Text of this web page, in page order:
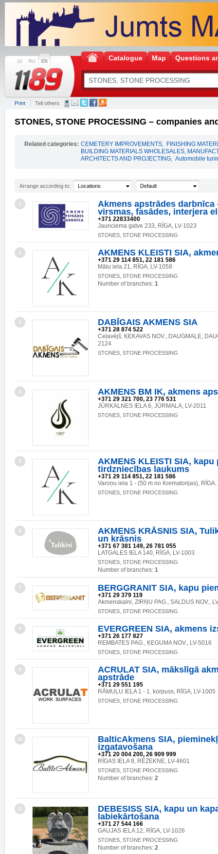
LV RU EN Catalogue Map Questions
Print Tell others:
STONES, STONE PROCESSING – companies
Related categories: CEMETERY IMPROVEMENTS, FINISHING
BUILDING MATERIALS WHOLESALES,
ARCHITECTS AND PROJECTING, Automobile
Arrange according to: Locations Default
1
Akmens apstrādes darbnīca
virsmas, fasādes, interjera
+371 22833400
Jaunciema gatve 233, RĪGA, LV-1023
STONES, STONE PROCESSING
2 AKMENS KLEISTI SIA,
+371 29 114 851, 22 181 586
Mālu iela 21, RĪGA, LV-1058
STONES, STONE PROCESSING
Number of branches: 1
3 DABĪGAIS AKMENS SIA
+371 28 874 522
Ceļavējš, ĶEKAVAS NOV., DAUGMALE,
2124
STONES, STONE PROCESSING
4 AKMENS BM IK, akmens
+371 29 321 700, 23 776 531
JŪRKALNES IELA 6, JŪRMALA, LV-2011
STONES, STONE PROCESSING
5
AKMENS KLEISTI SIA,
tirdzniecības laukums
+371 29 114 851, 22 181 586
Varoņu iela 1 - (50 m no Krematorijas), RĪGA,
STONES, STONE PROCESSING
6
AKMENS KRĀSNIS SIA,
un krāsnis
+371 67 381 149, 26 781 055
LATGALES IELA 140, RĪGA, LV-1003
STONES, STONE PROCESSING
Number of branches: 1
7 BERGGRANIT SIA, kapu
+371 29 379 119
Akmenskalni, ZIRŅU PAG., SALDUS NOV.,
STONES, STONE PROCESSING
8 EVERGREEN SIA, akmens
+371 26 177 827
REMBATES PAG., ĶEGUMA NOV., LV-5016
STONES, STONE PROCESSING
9
ACRULAT SIA, mākslīgā
apstrāde
+371 29 551 195
RĀMUĻU IELA 1 - 1. korpuss, RĪGA, LV-1005
STONES, STONE PROCESSING
10
BalticAkmens SIA,
izgatavošana
+371 20 004 200, 26 909 999
RĪGAS IELA 9, RĒZEKNE, LV-4601
STONES, STONE PROCESSING
Number of branches: 2
11
DEBESISS SIA, kapu un
labiekārtošana
+371 27 544 166
GAUJAS IELA 12, RĪGA, LV-1026
STONES, STONE PROCESSING
Number of branches: 2